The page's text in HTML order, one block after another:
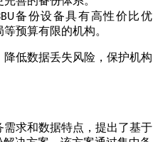
备份设备具有高性价比优
预算有限的机构。
低数据丢失风险，保护机构
求和数据特点，提出了基于